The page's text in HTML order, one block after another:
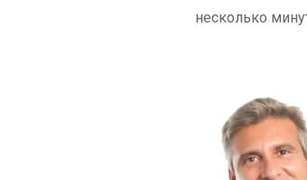
несколько